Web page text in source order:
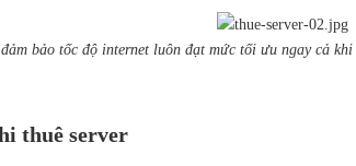
bảo tốc độ internet luôn đạt mức tối ưu ngay cả
thuê server